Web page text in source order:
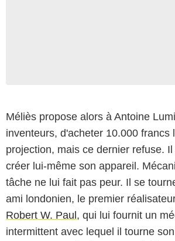
Méliès propose alors à Antoine
inventeurs, d'acheter 10.000 francs
projection, mais ce dernier refuse.
créer lui-même son appareil.
tâche ne lui fait pas peur. Il se
ami londonien, le premier
Robert W. Paul, qui lui fournit un
intermittent avec lequel il tourne